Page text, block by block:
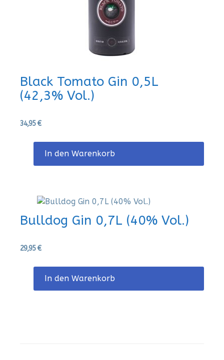
Black Tomato Gin 0,5L
(42,3% Vol.)
34,95€
In den Warenkorb
Bulldog Gin 0,7L (40% Vol.)
29,95€
In den Warenkorb